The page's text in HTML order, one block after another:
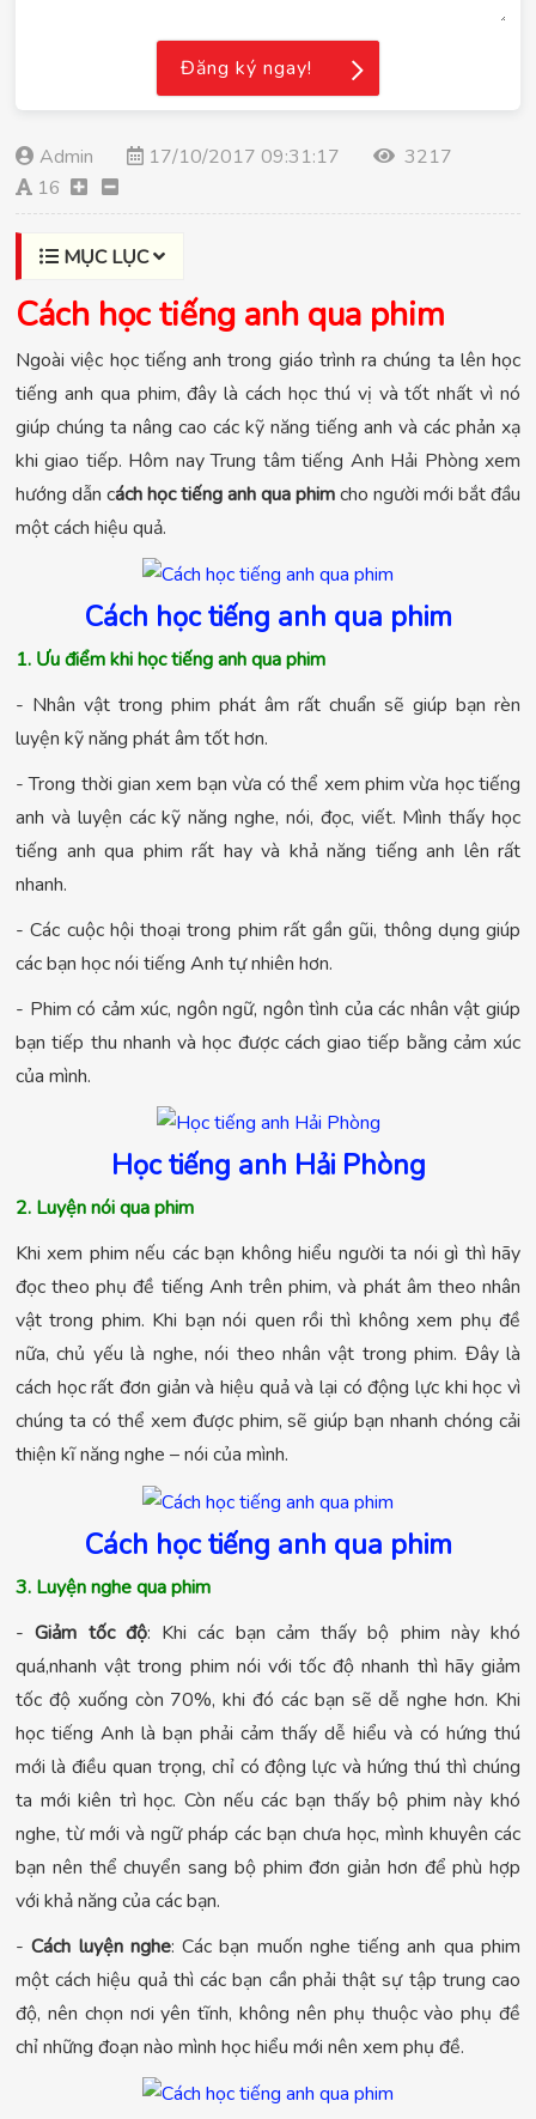
Admin 17/10/2017 09:31:17
3217
16
MỤC LỤC
Cách học tiếng anh qua phim
Ngoài việc học tiếng anh trong giáo trình ra chúng ta lên học
tiếng anh qua phim, đây là cách học thú vị và tốt nhất vì nó
giúp chúng ta nâng cao các kỹ năng tiếng anh và các phản xạ
khi giao tiếp. Hôm nay Trung tâm tiếng Anh Hải Phòng xem
hướng dẫn cách học tiếng anh qua phimcho người mới bắt đầu
một cách hiệu quả.
Cách học tiếng anh qua phim
1. Ưu điểm khi học tiếng anh qua phim
- Nhân vật trong phim phát âm rất chuẩn sẽ giúp bạn rèn
luyện kỹ năng phát âm tốt hơn.
- Trong thời gian xem bạn vừa có thể xem phim vừa học tiếng
anh và luyện các kỹ năng nghe, nói, đọc, viết. Mình thấy học
tiếng anh qua phim rất hay và khả năng tiếng anh lên rất
nhanh.
- Các cuộc hội thoại trong phim rất gần gũi, thông dụng giúp
các bạn học nói tiếng Anh tự nhiên hơn.
- Phim có cảm xúc, ngôn ngữ, ngôn tình của các nhân vật giúp
bạn tiếp thu nhanh và học được cách giao tiếp bằng cảm xúc
của mình.
Học tiếng anh Hải Phòng
2. Luyện nói qua phim
Khi xem phim nếu các bạn không hiểu người ta nói gì thì hãy
đọc theo phụ đề tiếng Anh trên phim, và phát âm theo nhân
vật trong phim. Khi bạn nói quen rồi thì không xem phụ đề
nữa, chủ yếu là nghe, nói theo nhân vật trong phim. Đây là
cách học rất đơn giản và hiệu quả và lại có động lực khi học vì
chúng ta có thể xem được phim, sẽ giúp bạn nhanh chóng cải
thiện kĩ năng nghe – nói của mình.
Cách học tiếng anh qua phim
3. Luyện nghe qua phim
-Giảm tốc độ: Khi các bạn cảm thấy bộ phim này khó
quá,nhanh vật trong phim nói với tốc độ nhanh thì hãy giảm
tốc độ xuống còn 70%, khi đó các bạn sẽ dễ nghe hơn. Khi
học tiếng Anh là bạn phải cảm thấy dễ hiểu và có hứng thú
mới là điều quan trọng, chỉ có động lực và hứng thú thì chúng
ta mới kiên trì học. Còn nếu các bạn thấy bộ phim này khó
nghe, từ mới và ngữ pháp các bạn chưa học, mình khuyên các
bạn nên thể chuyển sang bộ phim đơn giản hơn để phù hợp
với khả năng của các bạn.
-Cách luyện nghe: Các bạn muốn nghe tiếng anh qua phim
một cách hiệu quả thì các bạn cần phải thật sự tập trung cao
độ, nên chọn nơi yên tĩnh, không nên phụ thuộc vào phụ đề
chỉ những đoạn nào mình học hiểu mới nên xem phụ đề.
Đăng ký ngay!